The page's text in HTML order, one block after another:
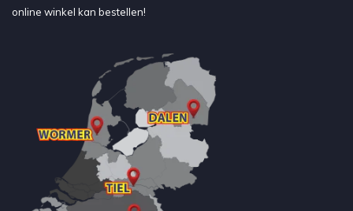
online winkel kan bestellen!